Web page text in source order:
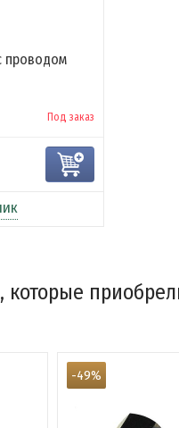
проводом
Под заказ
которые
-49%